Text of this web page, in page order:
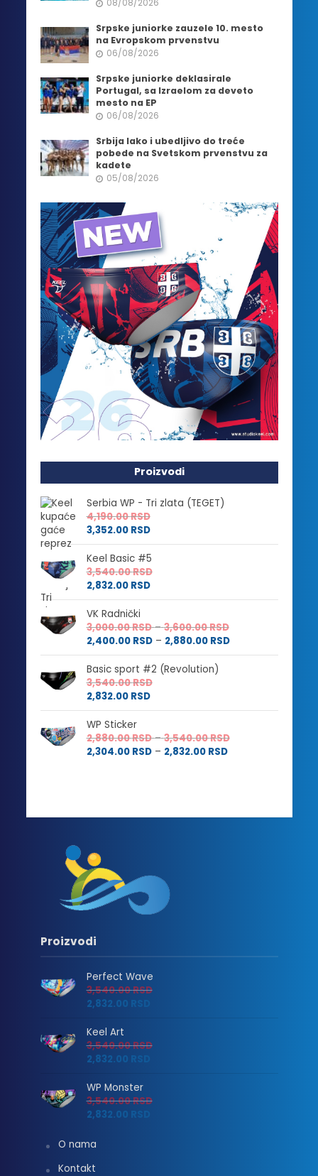
08/08/2026
Srpske juniorke zauzele 10. mesto
na Evropskom prvenstvu
06/08/2026
Srpske juniorke deklasirale
Portugal, sa Izraelom za deveto
mesto na EP
06/08/2026
Srbija lako i ubedljivo do treće
pobede na Svetskom prvenstvu za
kadete
05/08/2026
Proizvodi
Serbia WP - Tri zlata (TEGET)
4,190.00RSD
3,352.00 RSD
Keel Basic #5
3,540.00RSD
2,832.00 RSD
VK Radnički
3,000.00RSD – 3,600.00RSDRaspon
cena:
od
2,400.00 RSD – 2,880.00 RSDRaspon
cena:
2,880.00 RSD
Basic sport #2 (Revolution)
3,540.00RSD
2,832.00 RSD
WP Sticker
2,880.00RSD – 3,540.00RSDRaspon
2,304.00 RSD – 2,832.00 RSDRaspon
2,832.00 RSD
Proizvodi
Perfect Wave
3,540.00RSD
2,832.00 RSD
Keel Art
3,540.00RSD
2,832.00 RSD
WP Monster
3,540.00RSD
2,832.00 RSD
O nama
Kontakt